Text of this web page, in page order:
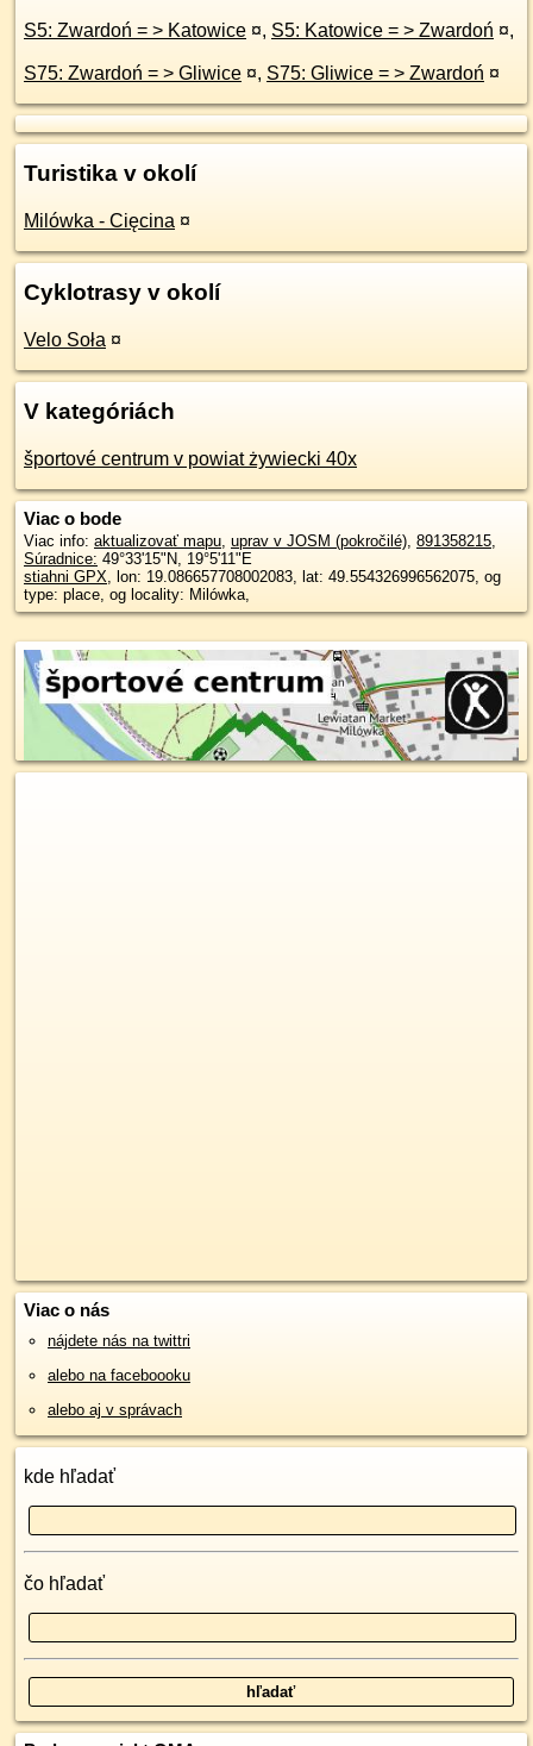
S5: Zwardoń = > Katowice ¤, S5: Katowice = > Zwardoń ¤,
S75: Zwardoń = > Gliwice ¤, S75: Gliwice = > Zwardoń ¤
Turistika v okolí
Milówka - Cięcina ¤
Cyklotrasy v okolí
Velo Soła ¤
V kategóriách
športové centrum v powiat żywiecki 40x
Viac o bode
Viac info: aktualizovať mapu, uprav v JOSM (pokročilé), 891358215,
Súradnice: 49°33'15"N, 19°5'11"E
stiahni GPX, lon: 19.086657708002083, lat: 49.554326996562075, og
type: place, og locality: Milówka,
Viac o nás
nájdete nás na twittri
alebo na faceboooku
alebo aj v správach
kde hľadať
čo hľadať